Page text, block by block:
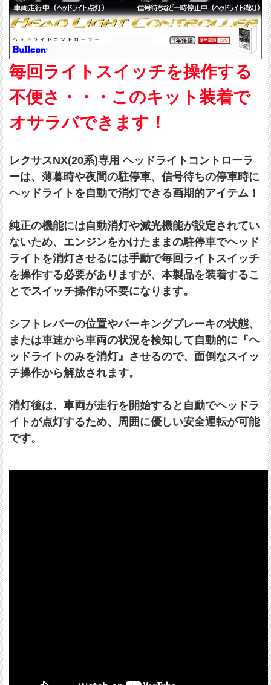
毎回ライトスイッチを操作する
不便さ・・・このキット装着で
オサラバできます！
レクサスNX(20系)専用 ヘッドライトコントローラ
ーは、薄暮時や夜間の駐停車、信号待ちの停車時に
ヘッドライトを自動で消灯できる画期的アイテム！
純正の機能には自動消灯や減光機能が設定されてい
ないため、エンジンをかけたままの駐停車でヘッド
ライトを消灯させるには手動で毎回ライトスイッチ
を操作する必要がありますが、本製品を装着するこ
とでスイッチ操作が不要になります。
シフトレバーの位置やパーキングブレーキの状態、
または車速から車両の状況を検知して自動的に『ヘ
ッドライトのみを消灯』させるので、面倒なスイッ
チ操作から解放されます。
消灯後は、車両が走行を開始すると自動でヘッドラ
イトが点灯するため、周囲に優しい安全運転が可能
です。